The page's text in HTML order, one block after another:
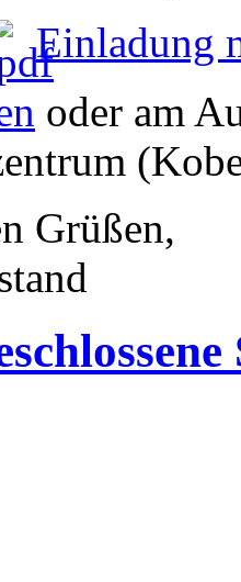
Einladung
oder am
Grüßen,